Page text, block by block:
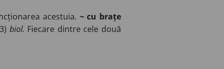
acestuia. ~ cu brațe
biol. Fiecare dintre cele două